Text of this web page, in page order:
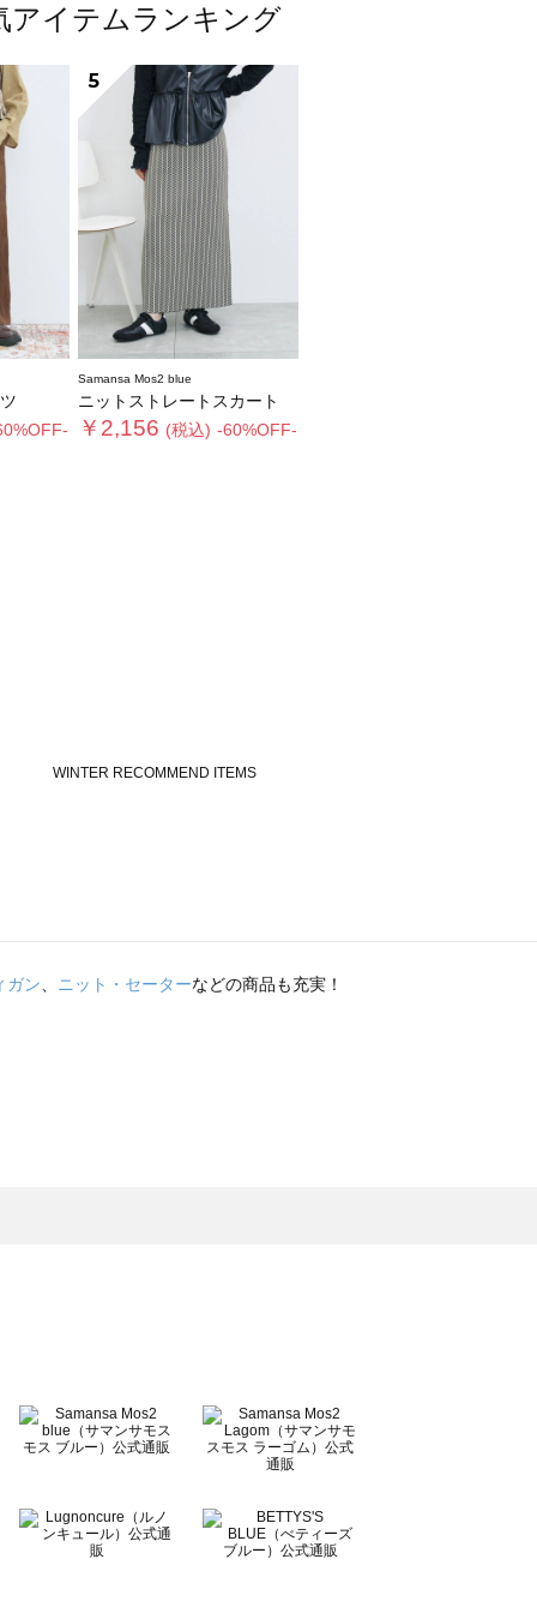
アイテムランキング
5
Samansa Mos2 blue
ニットストレートスカート
￥2,156 (税込) -60%OFF-
ガン、 ニット・セーターなどの商品も充実！